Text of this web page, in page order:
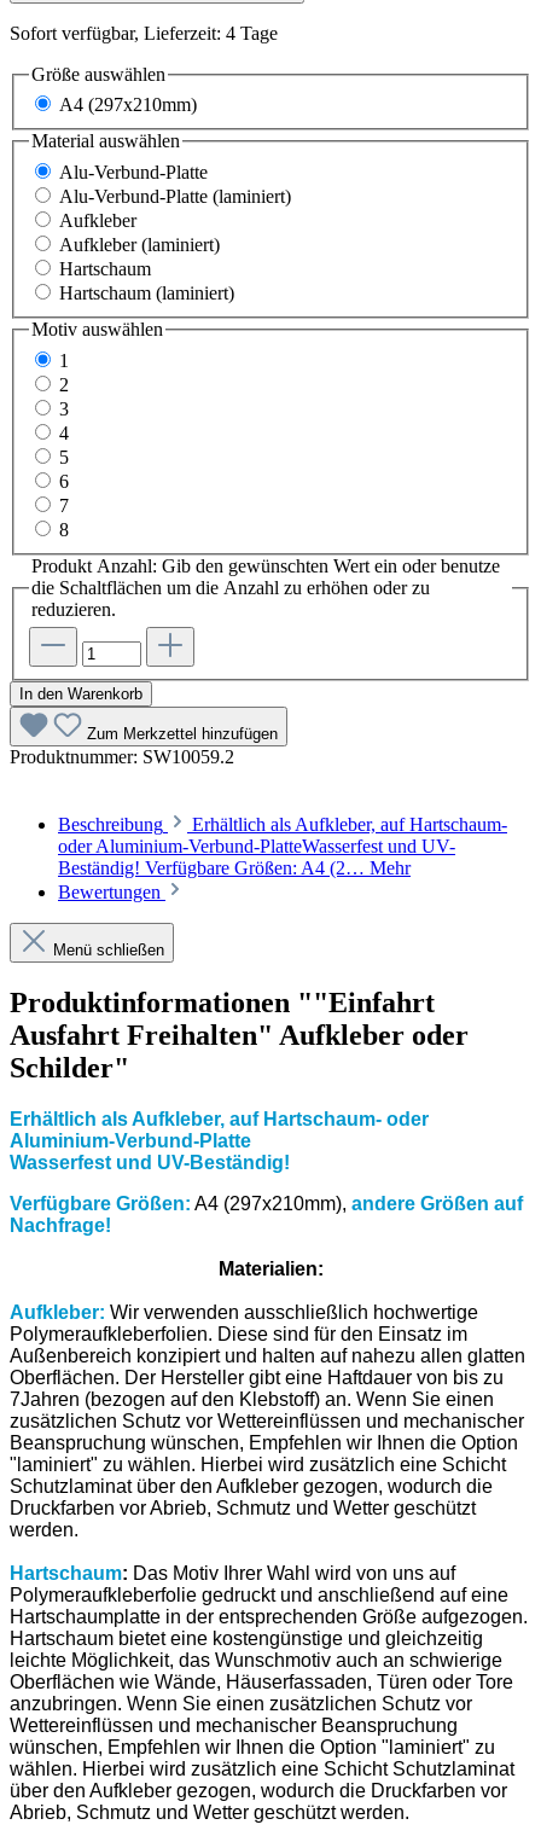
Sofort verfügbar, Lieferzeit: 4 Tage
Größe auswählen
A4 (297x210mm)
Material auswählen
Alu-Verbund-Platte
Alu-Verbund-Platte (laminiert)
Aufkleber
Aufkleber (laminiert)
Hartschaum
Hartschaum (laminiert)
Motiv auswählen
1
2
3
4
5
6
7
8
Produkt Anzahl: Gib den gewünschten Wert ein oder benutze
die Schaltflächen um die Anzahl zu erhöhen oder zu
reduzieren.
In den Warenkorb
Zum Merkzettel hinzufügen
Produktnummer: SW10059.2
Beschreibung
Erhältlich als Aufkleber, auf Hartschaum-
oder Aluminium-Verbund-PlatteWasserfest und UV-
Beständig! Verfügbare Größen: A4 (2… Mehr
Bewertungen
Menü schließen
Produktinformationen ""Einfahrt
Ausfahrt Freihalten" Aufkleber oder
Schilder"
Erhältlich als Aufkleber, auf Hartschaum- oder
Aluminium-Verbund-Platte
Wasserfest und UV-Beständig!
Verfügbare Größen: A4 (297x210mm), andere Größen auf
Nachfrage!
Materialien:
Aufkleber: Wir verwenden ausschließlich hochwertige
Polymeraufkleberfolien. Diese sind für den Einsatz im
Außenbereich konzipiert und halten auf nahezu allen glatten
Oberflächen. Der Hersteller gibt eine Haftdauer von bis zu
7Jahren (bezogen auf den Klebstoff) an. Wenn Sie einen
zusätzlichen Schutz vor Wettereinflüssen und mechanischer
Beanspruchung wünschen, Empfehlen wir Ihnen die Option
"laminiert" zu wählen. Hierbei wird zusätzlich eine Schicht
Schutzlaminat über den Aufkleber gezogen, wodurch die
Druckfarben vor Abrieb, Schmutz und Wetter geschützt
werden.
Hartschaum: Das Motiv Ihrer Wahl wird von uns auf
Polymeraufkleberfolie gedruckt und anschließend auf eine
Hartschaumplatte in der entsprechenden Größe aufgezogen.
Hartschaum bietet eine kostengünstige und gleichzeitig
leichte Möglichkeit, das Wunschmotiv auch an schwierige
Oberflächen wie Wände, Häuserfassaden, Türen oder Tore
anzubringen. Wenn Sie einen zusätzlichen Schutz vor
Wettereinflüssen und mechanischer Beanspruchung
wünschen, Empfehlen wir Ihnen die Option "laminiert" zu
wählen. Hierbei wird zusätzlich eine Schicht Schutzlaminat
über den Aufkleber gezogen, wodurch die Druckfarben vor
Abrieb, Schmutz und Wetter geschützt werden.